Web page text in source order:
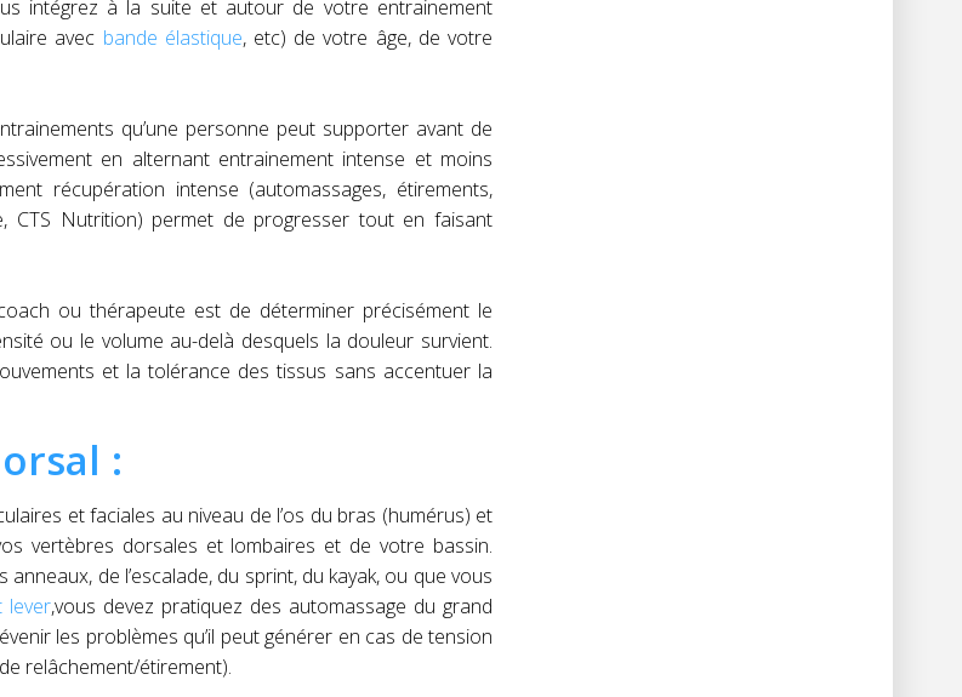
intégrez à la suite et autour de votre entrainement
avec bande élastique, etc) de votre âge, de votre
qu’une personne peut supporter avant de
en alternant entrainement intense et moins
récupération intense (automassages, étirements,
CTS Nutrition) permet de progresser tout en faisant
ou thérapeute est de déterminer précisément le
ou le volume au-delà desquels la douleur survient.
et la tolérance des tissus sans accentuer la
:
et faciales au niveau de l’os du bras (humérus) et
vertèbres dorsales et lombaires et de votre bassin.
de l’escalade, du sprint, du kayak, ou que vous
lever,vous devez pratiquez des automassage du grand
les problèmes qu’il peut générer en cas de tension
relâchement/étirement).